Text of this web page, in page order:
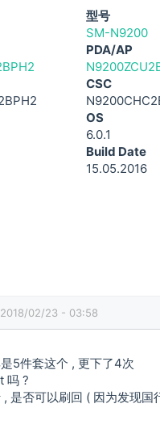
型号
SM-N9200
PDA/AP
CSC
OS
6.0.1
Build Date
15.05.2016
02/23 - 03:58
5件套这个 , 更下了4次
吗 ?
是否可以刷回 ( 因为发现国